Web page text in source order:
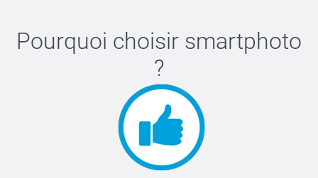
Pourquoi choisir smartphoto
?